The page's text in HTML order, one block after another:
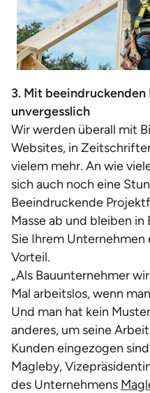
3. Mit beeindruckenden
unvergesslich
Wir werden überall mit
Websites, in
vielem mehr. An wie
sich auch noch eine
Beeindruckende
Masse ab und bleiben
Sie Ihrem
Vorteil.
„Als Bauunternehmer
Mal arbeitslos, wenn
Und man hat kein
anderes, um seine
Kunden eingezogen
Magleby,
des Unternehmens